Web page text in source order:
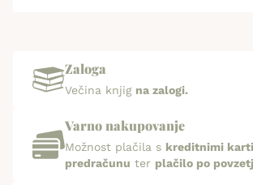
Zaloga
Večina knjig na zalogi.
Varno nakupovanje
Možnost plačila s kreditnimi
predračunu ter plačilo po